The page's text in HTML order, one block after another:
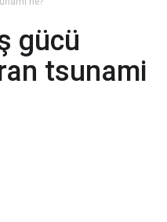
gücü
tsunami